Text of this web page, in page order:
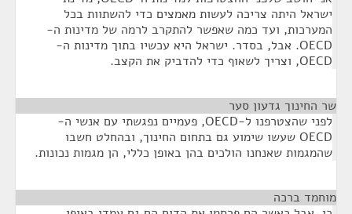
ישראל היתה צריכה לעשות מאמצים כדי להשתוות בכל
המערכות, ועד כמה שאפשר להתקרב לרמה של מדינות ה-
OECD. אבל, בסדר. ישראל היא עכשיו בתוך מדינות ה-
OECD, וצריך לשאוף כדי להדביק את הקצב.
שר החינוך גדעון סער
לפני שהצטרפנו ל-OECD, פעמיים נפגשתי עם אנשי ה-
OECD שעשו שימוע גם בתחום החינוך, ובהחלט חשבו
שהמגמות שאנחנו הולכים בהן באופן כללי, הן מגמות נכונות.
מוחמד ברכה